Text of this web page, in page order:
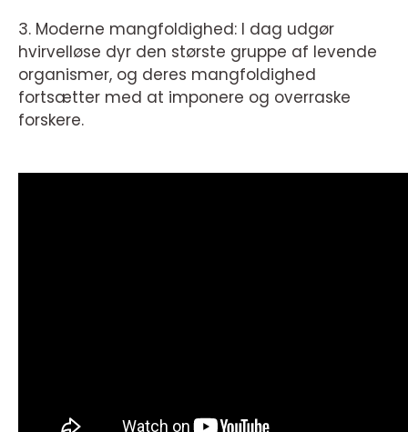
3. Moderne mangfoldighed: I dag udgør
hvirvelløse dyr den største gruppe af levende
organismer, og deres mangfoldighed
fortsætter med at imponere og overraske
forskere.